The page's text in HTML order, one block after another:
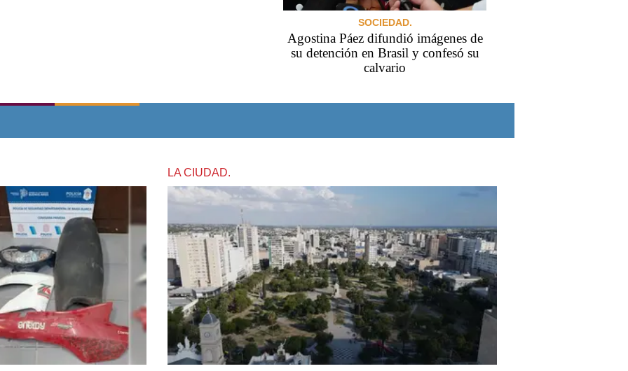
SOCIEDAD.
Agostina Páez difundió imágenes de
su detención en Brasil y confesó su
calvario
LA CIUDAD.